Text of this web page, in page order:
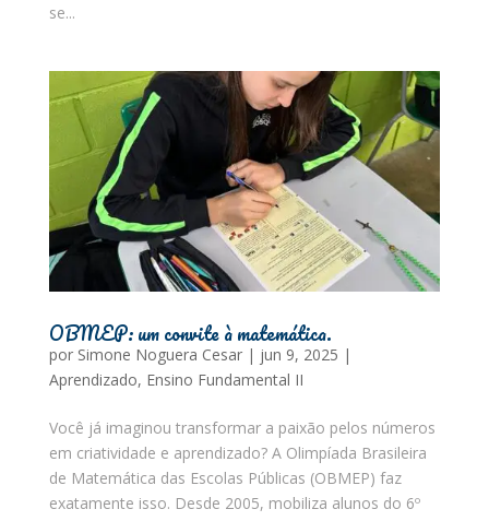
se...
OBMEP: um convite à matemática.
por Simone Noguera Cesar| jun 9, 2025 |
Aprendizado, Ensino Fundamental II
Você já imaginou transformar a paixão pelos números
em criatividade e aprendizado? A Olimpíada Brasileira
de Matemática das Escolas Públicas (OBMEP) faz
exatamente isso. Desde 2005, mobiliza alunos do 6º